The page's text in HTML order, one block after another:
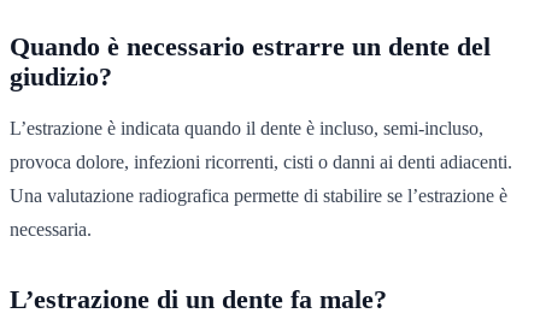
Quando è necessario estrarre un dente del
giudizio?
L’estrazione è indicata quando il dente è incluso, semi-incluso,
provoca dolore, infezioni ricorrenti, cisti o danni ai denti adiacenti.
Una valutazione radiografica permette di stabilire se l’estrazione è
necessaria.
L’estrazione di un dente fa male?